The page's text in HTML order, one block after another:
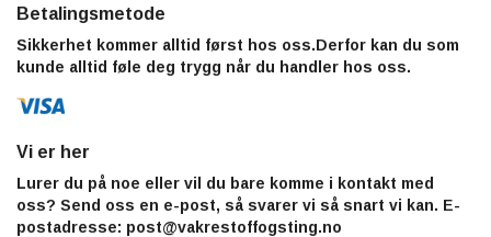
Betalingsmetode
Sikkerhet kommer alltid først hos oss.Derfor kan du som
kunde alltid føle deg trygg når du handler hos oss.
Vi er her
Lurer du på noe eller vil du bare komme i kontakt med
oss? Send oss en e-post, så svarer vi så snart vi kan. E-
postadresse: post@vakrestoffogsting.no